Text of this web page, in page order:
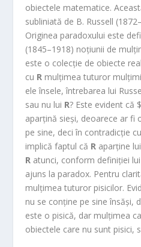
obiectele matematice.
subliniată de B. Russell
Originea paradoxului este
(1845–1918) noțiunii de
este o colecție de obiecte
cu R mulțimea tuturor
ele însele, întrebarea lui
sau nu lui R? Este evident că
aparțină sieși, deoarece ar fi
pe sine, deci în contradicție
implică faptul că R aparține lui
R atunci, conform definiției lui
ajuns la paradox. Pentru
mulțimea tuturor pisicilor.
nu se conține pe sine însăși,
este o pisică, dar mulțimea
obiectele care nu sunt pisici,